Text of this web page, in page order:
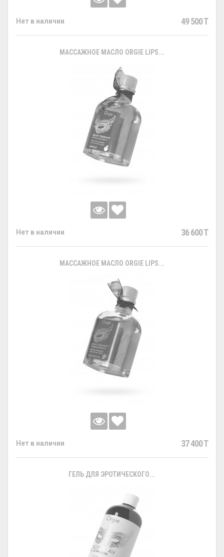
Нет в наличии 49 500 T
МАССАЖНОЕ МАСЛО ORGIE LIPS...
Нет в наличии 36 600 T
МАССАЖНОЕ МАСЛО ORGIE LIPS...
Нет в наличии 37 400 T
ГЕЛЬ ДЛЯ ЭРОТИЧЕСКОГО...